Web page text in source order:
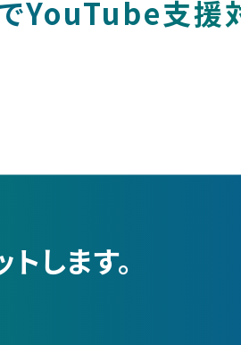
YouTube支援
します。